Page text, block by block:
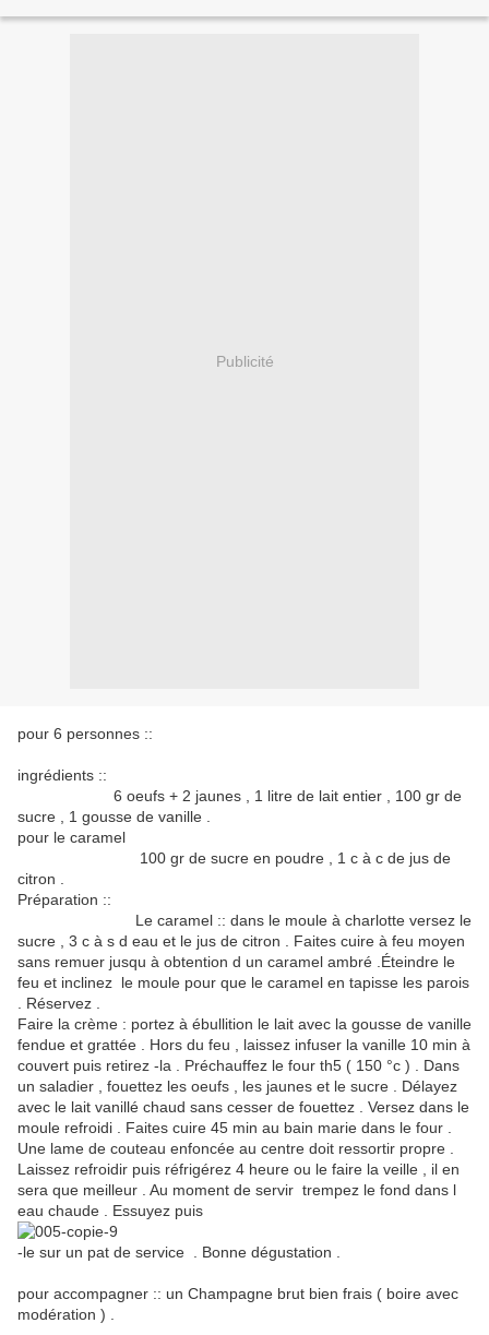
Publicité
pour 6 personnes ::
ingrédients ::
6 oeufs + 2 jaunes , 1 litre de lait entier , 100 gr de
sucre , 1 gousse de vanille .
pour le caramel
100 gr de sucre en poudre , 1 c à c de jus de
citron .
Préparation ::
Le caramel :: dans le moule à charlotte versez le
sucre , 3 c à s d eau et le jus de citron . Faites cuire à feu moyen
sans remuer jusqu à obtention d un caramel ambré .Éteindre le
feu et inclinez le moule pour que le caramel en tapisse les parois
. Réservez .
Faire la crème : portez à ébullition le lait avec la gousse de vanille
fendue et grattée . Hors du feu , laissez infuser la vanille 10 min à
couvert puis retirez -la . Préchauffez le four th5 ( 150 °c ) . Dans
un saladier , fouettez les oeufs , les jaunes et le sucre . Délayez
avec le lait vanillé chaud sans cesser de fouettez . Versez dans le
moule refroidi . Faites cuire 45 min au bain marie dans le four .
Une lame de couteau enfoncée au centre doit ressortir propre .
Laissez refroidir puis réfrigérez 4 heure ou le faire la veille , il en
sera que meilleur . Au moment de servir trempez le fond dans l
eau chaude . Essuyez puis
-le sur un pat de service . Bonne dégustation .
pour accompagner :: un Champagne brut bien frais ( boire avec
modération ) .